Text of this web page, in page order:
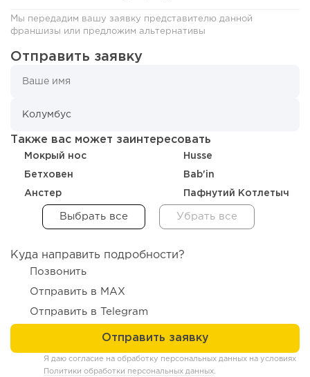
182
«Прибыль 20 млн в год, а я ездил на метро»: куда в
интернет-магазине...
Мы передадим вашу заявку представителю данной
франшизы или предложим альтернативы
Отправить заявку
Также вас может заинтересовать
Мокрый нос Husse
Бетховен Bab'in
Анстер Пафнутий Котлетыч
Куда направить подробности?
Позвонить
Отправить в MAX
Отправить в Telegram
Я даю согласие на обработку персональных данных на условиях
Политики обработки персональных данных.